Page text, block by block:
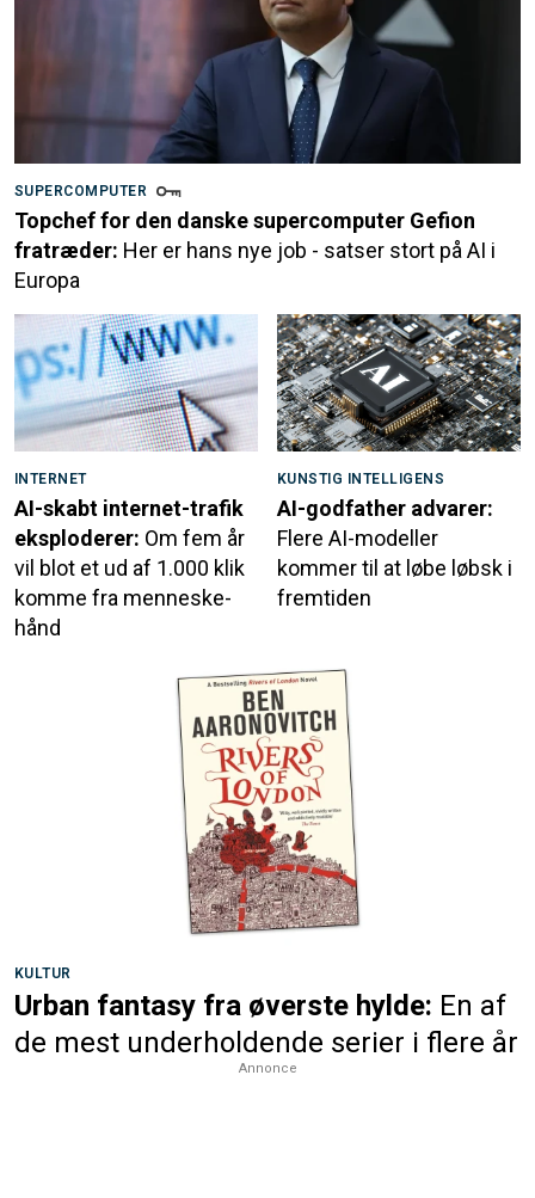
SUPERCOMPUTER
Topchef for den danske supercomputer Gefion
fratræder: Her er hans nye job - satser stort på AI i
Europa
INTERNET
AI-skabt internet-trafik
eksploderer: Om fem år
vil blot et ud af 1.000 klik
komme fra menneske-
hånd
KUNSTIG INTELLIGENS
AI-godfather advarer:
Flere AI-modeller
kommer til at løbe løbsk i
fremtiden
KULTUR
Urban fantasy fra øverste hylde: En af
de mest underholdende serier i flere år
Annonce